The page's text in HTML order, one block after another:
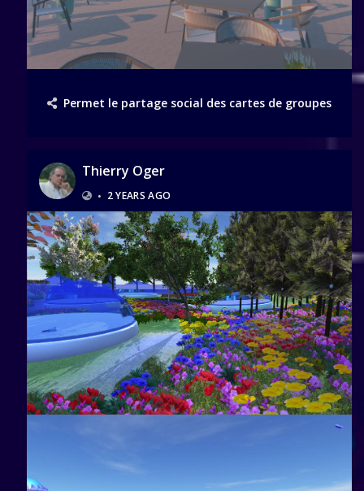
Permet le partage social des cartes de groupes
Thierry Oger
• 2 YEARS AGO